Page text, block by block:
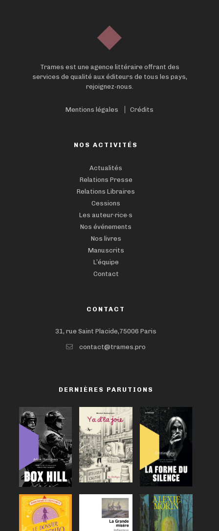
Trames est une agence littéraire offrant des
services de qualité aux éditeurs de tous les pays,
rejoignez-nous.
Mentions légales Crédits
NOS ACTIVITÉS
Actualités
Relations Presse
Relations Libraires
Cessions
Les auteur·rice·s
Nos événements
Nos livres
Manuscrits
L’équipe
Contact
CONTACT
31, rue Saint Placide,75006 Paris
contact@trames.pro
DERNIÈRES PARUTIONS